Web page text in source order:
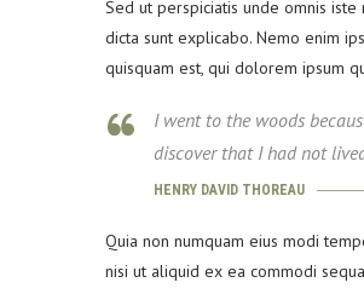
Sed ut perspiciatis unde omnis
dicta sunt explicabo. Nemo enim
quisquam est, qui dolorem ipsum
I went to the woods
discover that I had not
HENRY DAVID THOREAU
Quia non numquam eius modi
nisi ut aliquid ex ea commodi